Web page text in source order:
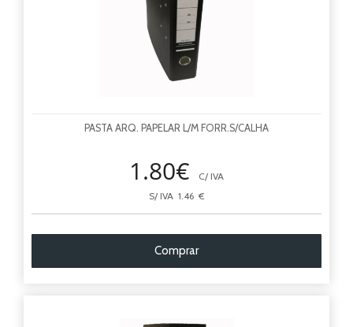
PASTA ARQ. PAPELAR L/M FORR.S/CALHA
1.80€
C/ IVA
S/ IVA 1.46 €
Comprar